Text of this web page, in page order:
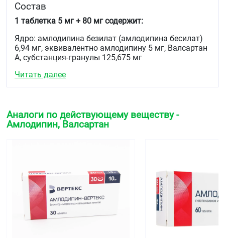
Состав
1 таблетка 5 мг + 80 мг содержит:
Ядро: амлодипина безилат (амлодипина бесилат)
6,94 мг, эквивалентно амлодипину 5 мг, Валсартан
А, субстанция-гранулы 125,675 мг
[Действующее вещество субстанции-гранул:
валсартан 80,00 мг.
целлюлоза микрокристаллическая 41,00 мг,
кроскармеллоза натрия 2,375 мг, повидон 1,50 мг,
натрия лаурилсульфат 0,80 мг]
Оболочка плёночная: Опадрай II белый* 3,50 мг,
краситель железа оксид жёлтый, Е172 0,50 мг.
1 таблетка 5 мг + 160 мг содержит:
Ядро: амлодипина безилат (амлодипина бесилат)
Читать далее
Аналоги по действующему веществу -
Амлодипин, Валсартан